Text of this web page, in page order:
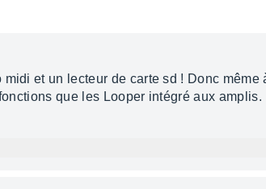
et un lecteur de carte sd ! Donc même
que les Looper intégré aux amplis.